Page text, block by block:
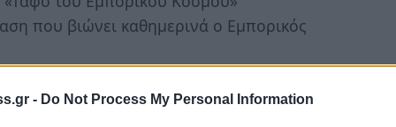
- Do Not Process My Personal Information
που βιώνει καθημερινά ο Εμπορικός
αυτής είναι ανεκτίμητη…και αυτό